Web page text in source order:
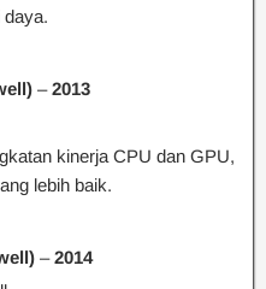
daya.
–2013
kinerja CPU dan GPU,
lebih baik.
–2014